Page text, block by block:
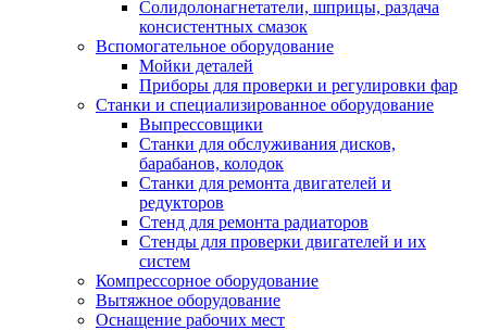
Солидолонагнетатели, шприцы, раздача
консистентных смазок
Вспомогательное оборудование
Мойки деталей
Приборы для проверки и регулировки фар
Станки и специализированное оборудование
Выпрессовщики
Станки для обслуживания дисков,
барабанов, колодок
Станки для ремонта двигателей и
редукторов
Стенд для ремонта радиаторов
Стенды для проверки двигателей и их
систем
Компрессорное оборудование
Вытяжное оборудование
Оснащение рабочих мест